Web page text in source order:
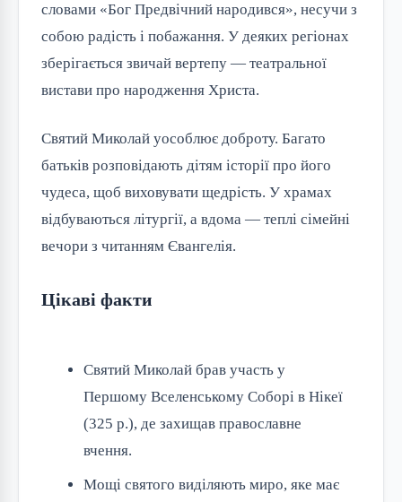
словами «Бог Предвічний народився», несучи з
собою радість і побажання. У деяких регіонах
зберігається звичай вертепу — театральної
вистави про народження Христа.
Святий Миколай уособлює доброту. Багато
батьків розповідають дітям історії про його
чудеса, щоб виховувати щедрість. У храмах
відбуваються літургії, а вдома — теплі сімейні
вечори з читанням Євангелія.
Цікаві факти
Святий Миколай брав участь у
Першому Вселенському Соборі в Нікеї
(325 р.), де захищав православне
вчення.
Мощі святого виділяють миро, яке має